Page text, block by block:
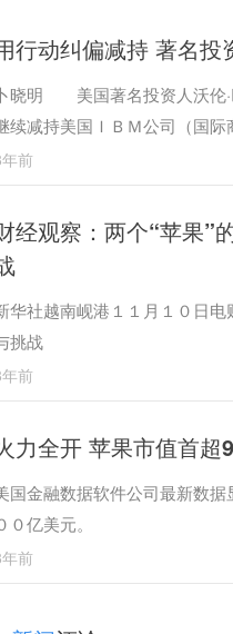
行动纠偏减持 著名
卜晓明 美国著名投资人沃伦·
续减持美国ＩＢＭ公司（国际
前
经观察：两个“苹果
华社越南岘港１１月１０日
挑战
前
力全开 苹果市值首超
国金融数据软件公司最新数
０亿美元。
前